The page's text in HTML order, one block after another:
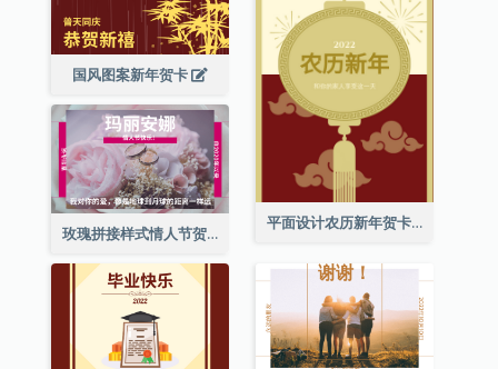
国风图案新年贺卡
平面设计农历新年贺卡与装饰
玫瑰拼接样式情人节贺卡